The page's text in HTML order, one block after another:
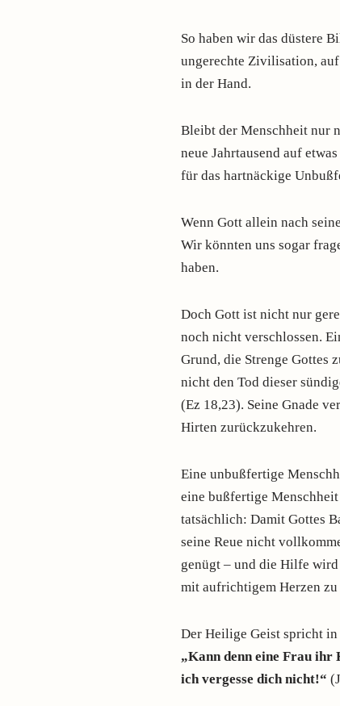
So haben wir das düstere
ungerechte Zivilisation,
in der Hand.
Bleibt der Menschheit nur
neue Jahrtausend auf
für das hartnäckige
Wenn Gott allein nach
Wir könnten uns sogar
haben.
Doch Gott ist nicht nur
noch nicht verschlossen.
Grund, die Strenge Gottes
nicht den Tod dieser
(Ez 18,23). Seine Gnade
Hirten zurückzukehren.
Eine unbußfertige
eine bußfertige
tatsächlich: Damit Gottes
seine Reue nicht
genügt – und die Hilfe
mit aufrichtigem Herzen
Der Heilige Geist spricht
„Kann denn eine Frau ihr
ich vergesse dich nicht!“